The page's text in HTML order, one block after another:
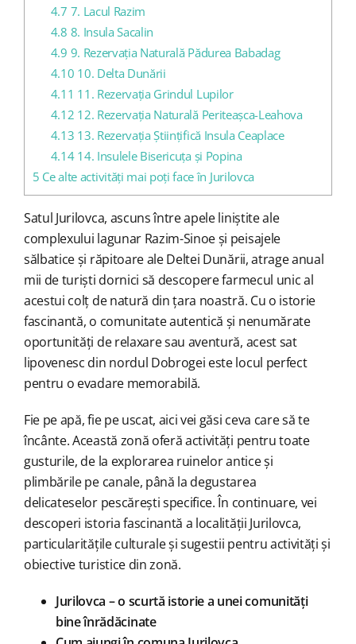
4.7 7. Lacul Razim
4.8 8. Insula Sacalin
4.9 9. Rezervația Naturală Pădurea Babadag
4.10 10. Delta Dunării
4.11 11. Rezervația Grindul Lupilor
4.12 12. Rezervația Naturală Periteașca-Leahova
4.13 13. Rezervația Științifică Insula Ceaplace
4.1414. Insulele Bisericuța și Popina
5 Ce alte activități mai poți face în Jurilovca
Satul Jurilovca, ascuns între apele liniștite ale
complexului lagunar Razim-Sinoe și peisajele
sălbatice și răpitoare ale Deltei Dunării, atrage anual
mii de turiști dornici să descopere farmecul unic al
acestui colț de natură din țara noastră. Cu o istorie
fascinantă, o comunitate autentică și nenumărate
oportunități de relaxare sau aventură, acest sat
lipovenesc din nordul Dobrogei este locul perfect
pentru o evadare memorabilă.
Fie pe apă, fie pe uscat, aici vei găsi ceva care să te
încânte. Această zonă oferă activități pentru toate
gusturile, de la explorarea ruinelor antice și
plimbările pe canale, până la degustarea
delicateselor pescărești specifice. În continuare, vei
descoperi istoria fascinantă a localității Jurilovca,
particularitățile culturale și sugestii pentru activități și
obiective turistice din zonă.
Jurilovca – o scurtă istorie a unei comunități
bine înrădăcinate